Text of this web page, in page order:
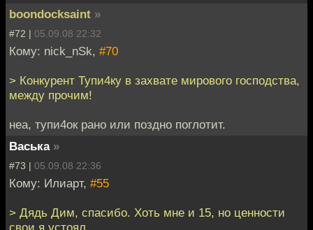
boondocksaint »
#72 | 05.09.08 22:32
Кому: nick_nSk, #70
> Конкурент Тупи4ку в захвате мирового господства,
между прочим!
неа, тупи4ок рано или поздно поглотит.
Васька »
#73 | 05.09.08 22:36
Кому: Илиарт, #55
> Дядь Дим, спасибо. Хоть мне и 15, но ценности
свои я устоял...